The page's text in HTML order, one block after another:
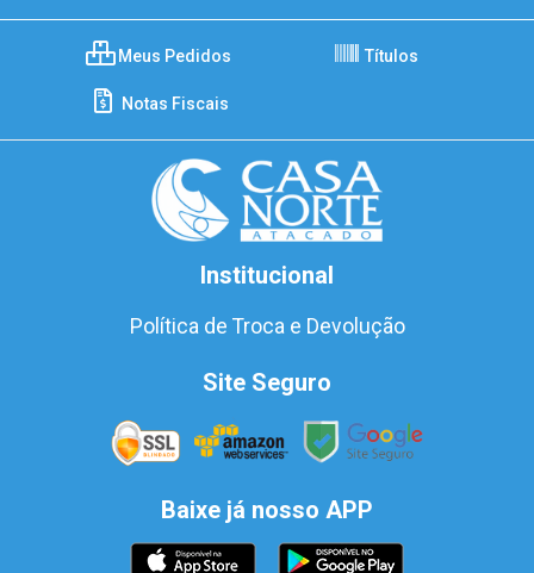
Meus Pedidos Títulos
Notas Fiscais
Institucional
Política de Troca e Devolução
Site Seguro
Baixe já nosso APP